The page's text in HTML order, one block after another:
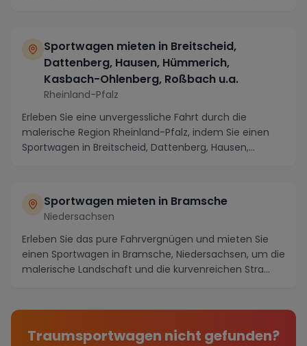
Sportwagen mieten in Breitscheid,
Dattenberg, Hausen, Hümmerich,
Kasbach-Ohlenberg, Roßbach u.a.
Rheinland-Pfalz
Erleben Sie eine unvergessliche Fahrt durch die
malerische Region Rheinland-Pfalz, indem Sie einen
Sportwagen in Breitscheid, Dattenberg, Hausen,
Sportwagen mieten in Bramsche
Niedersachsen
Erleben Sie das pure Fahrvergnügen und mieten Sie
einen Sportwagen in Bramsche, Niedersachsen, um die
malerische Landschaft und die kurvenreichen Stra...
Traumsportwagen nicht gefunden?